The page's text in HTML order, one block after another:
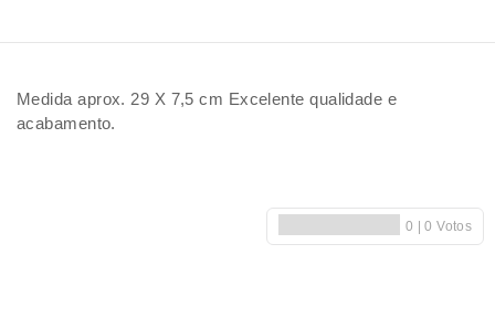
Medida aprox. 29 X 7,5 cm Excelente qualidade e
acabamento.